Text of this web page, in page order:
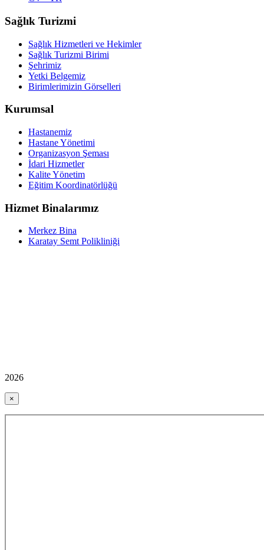
Sağlık Turizmi
Sağlık Hizmetleri ve Hekimler
Sağlık Turizmi Birimi
Şehrimiz
Yetki Belgemiz
Birimlerimizin Görselleri
Kurumsal
Hastanemiz
Hastane Yönetimi
Organizasyon Şeması
İdari Hizmetler
Kalite Yönetim
Eğitim Koordinatörlüğü
Hizmet Binalarımız
Merkez Bina
Karatay Semt Polikliniği
2026
×